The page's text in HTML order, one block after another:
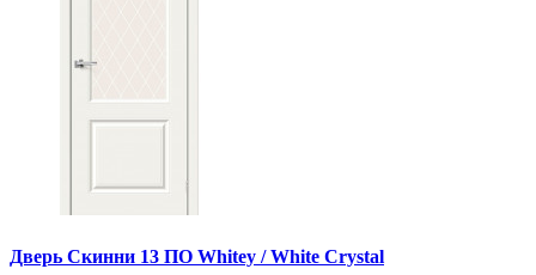
Дверь Скинни 13 ПО Whitey / White Сrystal